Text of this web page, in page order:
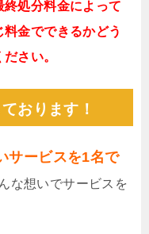
処分料金によって
金でできるかどう
さい。
おります！
サービスを1名で
な想いでサービスを